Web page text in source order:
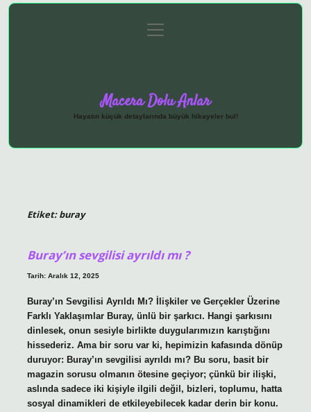
Gizlilik Politikası
menüyü
aç
Macera Dolu Anlar
Hayatın küçük detaylarında büyük hikayeler bul!
Etiket:buray
Buray’ın sevgilisi ayrıldı mı ?
Tarih: Aralık 12, 2025
Buray’ın Sevgilisi Ayrıldı Mı? İlişkiler ve Gerçekler Üzerine
Farklı Yaklaşımlar Buray, ünlü bir şarkıcı. Hangi şarkısını
dinlesek, onun sesiyle birlikte duygularımızın karıştığını
hissederiz. Ama bir soru var ki, hepimizin kafasında dönüp
duruyor: Buray’ın sevgilisi ayrıldı mı? Bu soru, basit bir
magazin sorusu olmanın ötesine geçiyor; çünkü bir ilişki,
aslında sadece iki kişiyle ilgili değil, bizleri, toplumu, hatta
sosyal dinamikleri de etkileyebilecek kadar derin bir konu.